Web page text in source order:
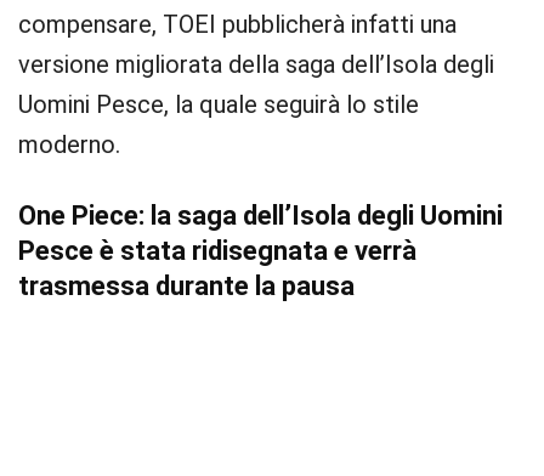
compensare, TOEI pubblicherà infatti una
versione migliorata della saga dell’Isola degli
Uomini Pesce, la quale seguirà lo stile
moderno.
One Piece: la saga dell’Isola degli Uomini
Pesce è stata ridisegnata e verrà
trasmessa durante la pausa